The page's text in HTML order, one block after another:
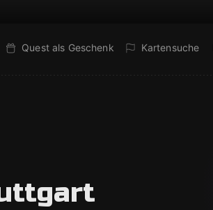
Quest als Geschenk Kartensuche